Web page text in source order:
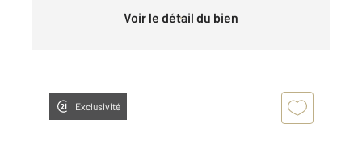
Voir le détail du bien
Exclusivité